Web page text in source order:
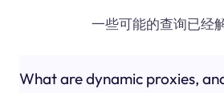
一些可能的查询已经
What are dynamic proxies,